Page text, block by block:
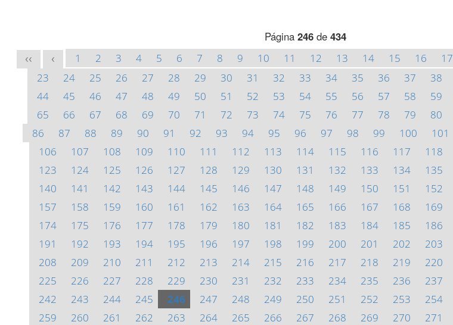
Página 246de 434
<< < 1 2 3 4 5 6 7 8 9 10 11 12 13 14 15 16 17
23
24 25 26 27 28 29 30 31 32 33 34 35 36 37 38
44
45 46 47 48 49 50 51 52 53 54 55 56 57 58 59
65
66 67 68 69 70 71 72 73 74 75 76 77 78 79 80
86
87 88 89 90 91 92 93 94 95 96 97 98 99 100 101
106
107 108 109 110 111 112 113 114 115 116 117 118
123
124 125 126 127 128 129 130 131 132 133 134 135
140
141 142 143 144 145 146 147 148 149 150 151 152
157
158 159 160 161 162 163 164 165 166 167 168 169
174
175 176 177 178 179 180 181 182 183 184 185 186
191
192 193 194 195 196 197 198 199 200 201 202 203
208
209 210 211 212 213 214 215 216 217 218 219 220
225
226 227 228 229 230 231 232 233 234 235 236 237
242
243 244 245 246 247 248 249 250 251 252 253 254
259
260 261 262 263 264 265 266 267 268 269 270 271